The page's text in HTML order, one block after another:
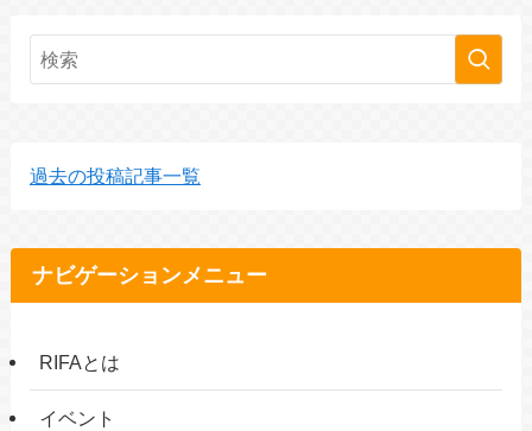
過去の投稿記事一覧
ナビゲーションメニュー
RIFAとは
イベント